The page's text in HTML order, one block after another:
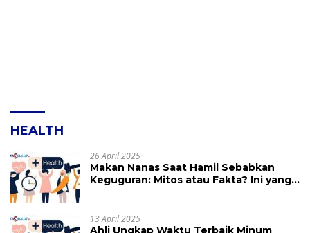
HEALTH
26 April 2025
Makan Nanas Saat Hamil Sebabkan
Keguguran: Mitos atau Fakta? Ini yang
13 April 2025
Ahli Ungkap Waktu Terbaik Minum